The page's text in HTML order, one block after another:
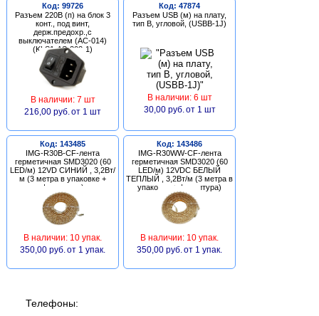
Код: 99726
Разъем 220В (п) на блок 3
конт., под винт,
держ.предохр.,с
выключателем (AC-014)
(KLS1-AS-303-1)
В наличии: 7 шт
216,00 руб. от 1 шт
Код: 47874
Разъем USB (м) на плату,
тип В, угловой, (USBB-1J)
В наличии: 6 шт
30,00 руб. от 1 шт
Код: 143485
IMG-R30B-CF-лента
герметичная SMD3020 (60
LED/м) 12VD СИНИЙ , 3,2Вт/
м (3 метра в упаковке +
фурнитура)
В наличии: 10 упак.
350,00 руб. от 1 упак.
Код: 143486
IMG-R30WW-CF-лента
герметичная SMD3020 (60
LED/м) 12VDC БЕЛЫЙ
ТЕПЛЫЙ , 3,2Вт/м (3 метра в
упаковке + фурнитура)
В наличии: 10 упак.
350,00 руб. от 1 упак.
Телефоны: